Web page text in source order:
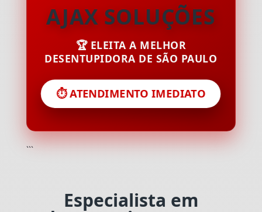
AJAX SOLUÇÕES
🏆 ELEITA A MELHOR
DESENTUPIDORA DE SÃO PAULO
⏱️ ATENDIMENTO IMEDIATO
```
Especialista em